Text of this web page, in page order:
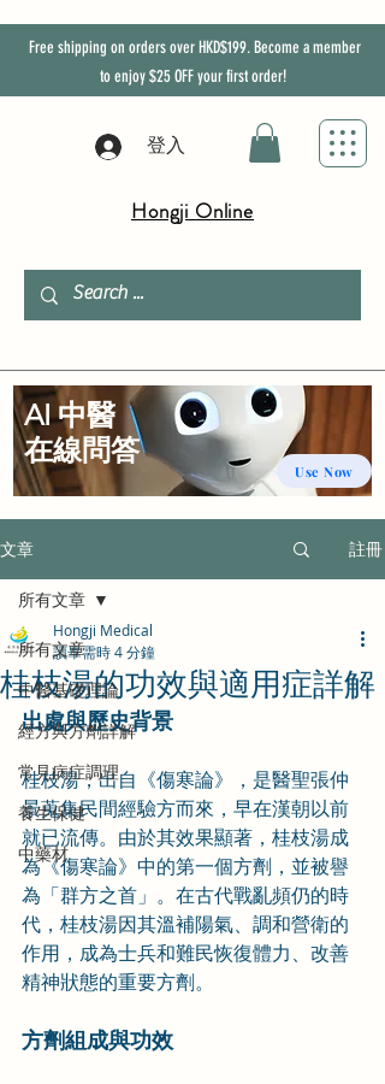
Free shipping on orders over HKD$199. Become a member
to enjoy$25 OFFyour first order!
登入
Hongji Online
文章 註冊
所有文章
中醫基礎理論
經方與方劑詳解
常見病症調理
養生保健
中藥材
所有文章
桂枝湯的功效與適用症詳解
Hongji Medical
讀畢需時 4 分鐘
出處與歷史背景
桂枝湯，出自《傷寒論》，是醫聖張仲
景蒐集民間經驗方而來，早在漢朝以前
就已流傳。由於其效果顯著，桂枝湯成
為《傷寒論》中的第一個方劑，並被譽
為「群方之首」。在古代戰亂頻仍的時
代，桂枝湯因其溫補陽氣、調和營衛的
作用，成為士兵和難民恢復體力、改善
精神狀態的重要方劑。
方劑組成與功效
Use Now
AI 中醫
​在線問答